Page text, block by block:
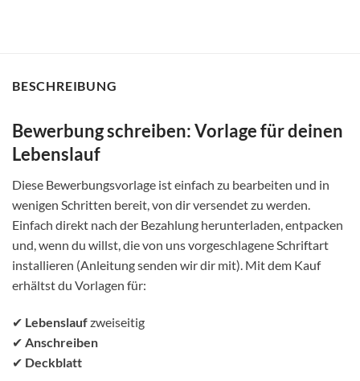
BESCHREIBUNG
Bewerbung schreiben: Vorlage für deinen
Lebenslauf
Diese Bewerbungsvorlage ist einfach zu bearbeiten und in
wenigen Schritten bereit, von dir versendet zu werden.
Einfach direkt nach der Bezahlung herunterladen, entpacken
und, wenn du willst, die von uns vorgeschlagene Schriftart
installieren (Anleitung senden wir dir mit). Mit dem Kauf
erhältst du Vorlagen für:
✔ Lebenslaufzweiseitig
✔ Anschreiben
✔ Deckblatt